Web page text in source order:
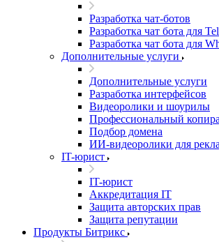
Разработка чат-ботов
Разработка чат бота для
Разработка чат бота для
Дополнительные услуги
Дополнительные услуги
Разработка интерфейсов
Видеоролики и шоурилы
Профессиональный
Подбор домена
ИИ-видеоролики для
IT-юрист
IT-юрист
Аккредитация IT
Защита авторских прав
Защита репутации
Продукты Битрикс